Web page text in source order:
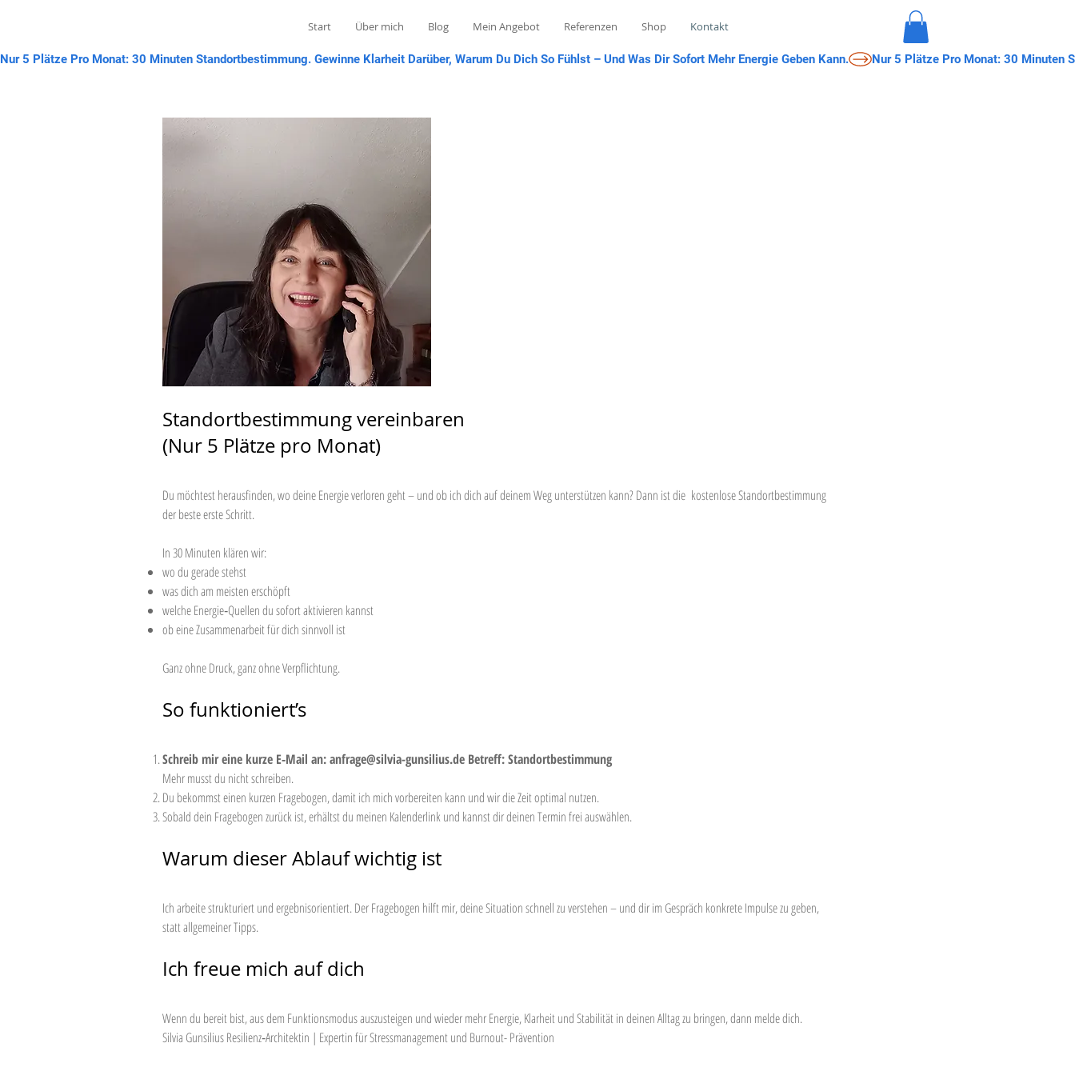
Start Über mich Blog Mein Angebot Referenzen Shop Kontakt
Nur 5 Plätze Pro Monat: 30 Minuten Standortbestimmung. Gewinne Klarheit Darüber, Warum Du Dich So Fühlst – Und Was Dir Sofort Mehr Energie Geben Kann.
Standortbestimmung vereinbaren
(Nur 5 Plätze pro Monat)
Du möchtest herausfinden, wo deine Energie verloren geht – und ob ich dich auf deinem Weg unterstützen kann? Dann ist die kostenlose Standortbestimmung
der beste erste Schritt.
In 30 Minuten klären wir:
wo du gerade stehst
was dich am meisten erschöpft
welche Energie‑Quellen du sofort aktivieren kannst
ob eine Zusammenarbeit für dich sinnvoll ist
Ganz ohne Druck, ganz ohne Verpflichtung.
So funktioniert’s
Schreib mir eine kurze E‑Mail an:anfrage@silvia-gunsilius.de Betreff: Standortbestimmung
Mehr musst du nicht schreiben.
Du bekommst einen kurzen Fragebogen, damit ich mich vorbereiten kann und wir die Zeit optimal nutzen.
Sobald dein Fragebogen zurück ist, erhältst du meinen Kalenderlink und kannst dir deinen Termin frei auswählen.
Warum dieser Ablauf wichtig ist
Ich arbeite strukturiert und ergebnisorientiert. Der Fragebogen hilft mir, deine Situation schnell zu verstehen – und dir im Gespräch konkrete Impulse zu geben,
statt allgemeiner Tipps.
Ich freue mich auf dich
Wenn du bereit bist, aus dem Funktionsmodus auszusteigen und wieder mehr Energie, Klarheit und Stabilität in deinen Alltag zu bringen, dann melde dich.
Silvia Gunsilius Resilienz‑Architektin | Expertin für Stressmanagement und Burnout- Prävention